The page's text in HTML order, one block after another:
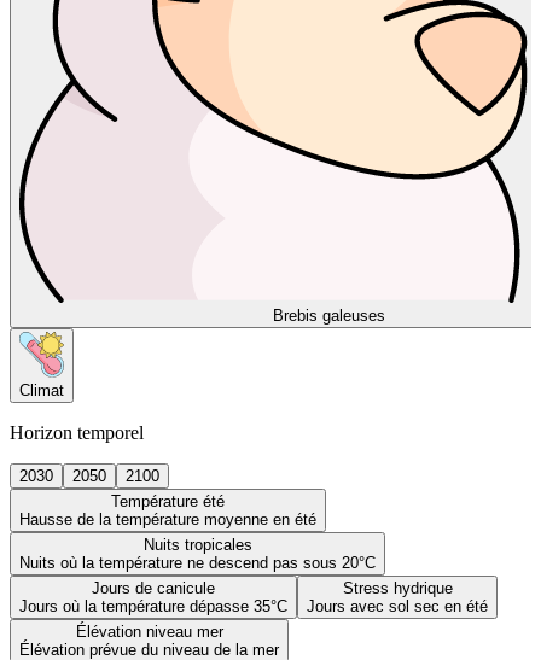
Brebis galeuses
Climat
Horizon temporel
2030 2050
2100
Température été
Hausse de la température moyenne en été
Nuits tropicales
Nuits où la température ne descend pas sous 20°C
Jours de canicule
Jours où la température dépasse 35°C
Stress hydrique
Jours avec sol sec en été
Élévation niveau mer
Élévation prévue du niveau de la mer